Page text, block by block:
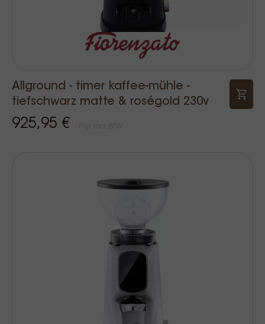
Allground - timer kaffee-mühle -
tiefschwarz matte & roségold 230v
925,95 €